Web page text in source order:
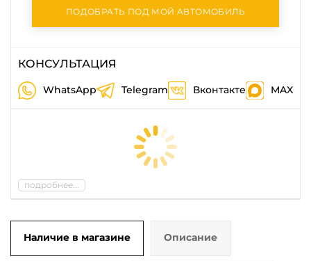
ПОДОБРАТЬ ПОД МОЙ АВТОМОБИЛЬ
КОНСУЛЬТАЦИЯ
WhatsApp Telegram Вконтакте MAX
подробнее...
Наличие в магазине Описание